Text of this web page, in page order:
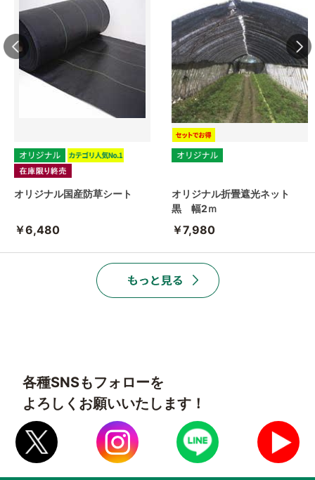
オリジナル国産防草シート
￥6,480
オリジナル折畳遮光ネット
黒 幅2ｍ
￥7,980
各種SNSもフォローを
よろしくお願いいたします！